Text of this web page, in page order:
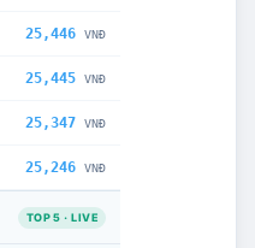
25,446 VNĐ
25,445 VNĐ
25,347 VNĐ
25,246 VNĐ
TOP 5 · LIVE